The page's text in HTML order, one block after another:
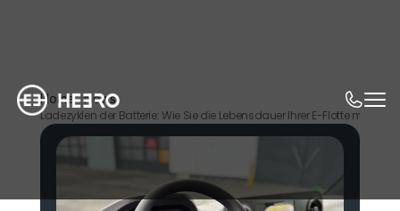
Home News
Ladezyklen der Batterie: Wie Sie die Lebensdauer Ihrer E-Flotte